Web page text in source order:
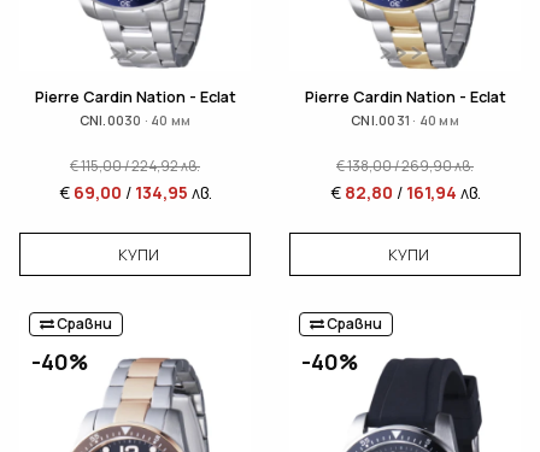
Pierre Cardin Nation - Eclat
CNI.0030 · 40 мм
€115,00/224,92лв.
€ 69,00 / 134,95 лв.
КУПИ
Pierre Cardin Nation - Eclat
CNI.0031 · 40 мм
€138,00/269,90лв.
€ 82,80 / 161,94 лв.
КУПИ
Сравни
-40%
Сравни
-40%